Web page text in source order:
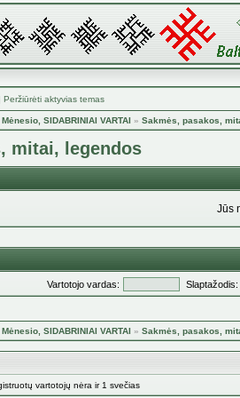
Peržiūrėti aktyvias temas
Mėnesio, SIDABRINIAI VARTAI » Sakmės, pasakos,
mitai, legendos
Jūs
Vartotojo vardas: Slaptažodis:
Mėnesio, SIDABRINIAI VARTAI » Sakmės, pasakos,
vartotojų nėra ir 1 svečias